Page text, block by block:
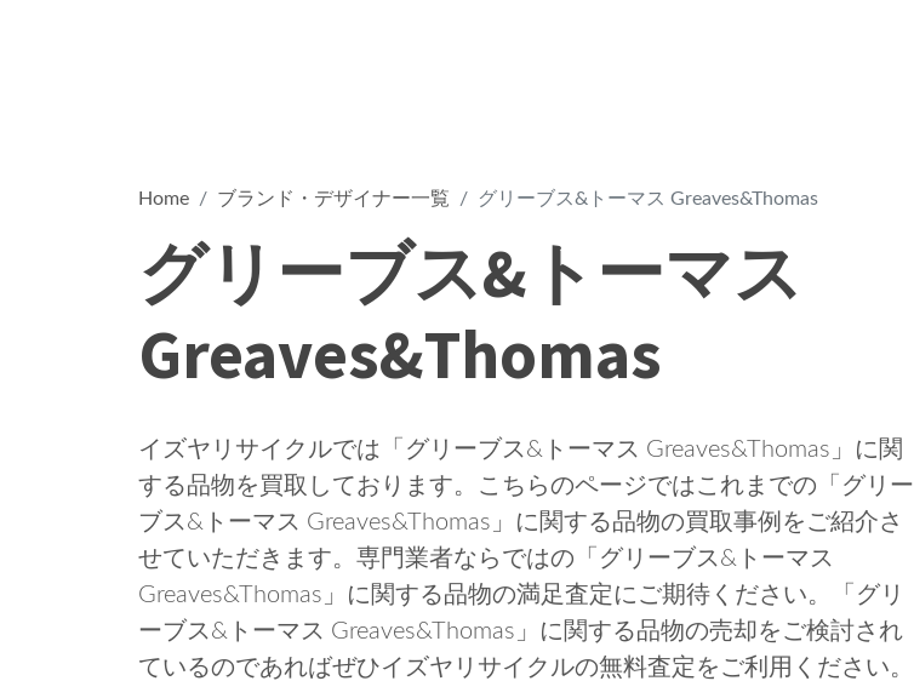
Home ブランド・デザイナー一覧 グリーブス&トーマス Greaves&Thomas
グリーブス&トーマス
Greaves&Thomas
イズヤリサイクルでは「グリーブス&トーマス Greaves&Thomas」に関
する品物を買取しております。こちらのページではこれまでの「グリー
ブス&トーマス Greaves&Thomas」に関する品物の買取事例をご紹介さ
せていただきます。専門業者ならではの「グリーブス&トーマス
Greaves&Thomas」に関する品物の満足査定にご期待ください。「グリ
ーブス&トーマス Greaves&Thomas」に関する品物の売却をご検討され
ているのであればぜひイズヤリサイクルの無料査定をご利用ください。